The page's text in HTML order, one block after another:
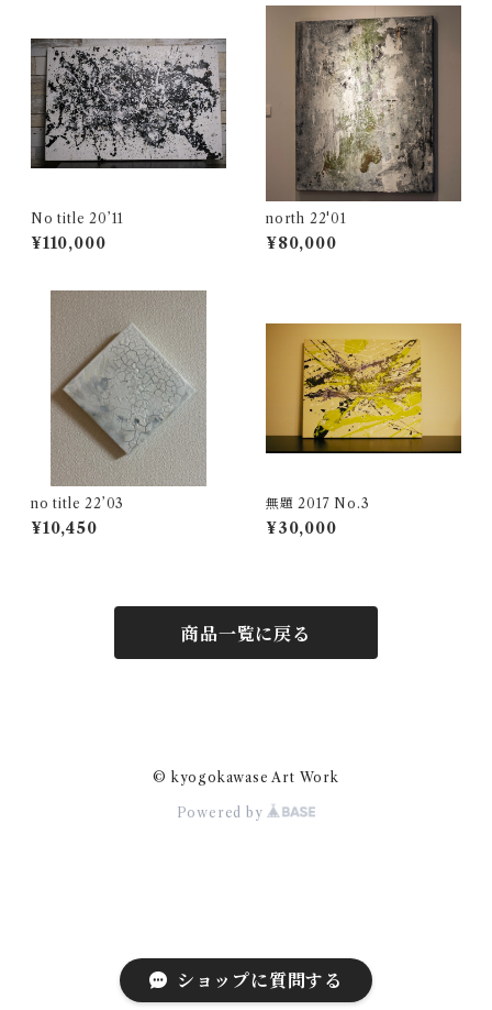
ショップに質問する
No title 20’11
¥110,000
north 22'01
¥80,000
no title 22’03
¥10,450
無題 2017 No.3
¥30,000
商品一覧に戻る
© kyogokawase Art Work
Powered by